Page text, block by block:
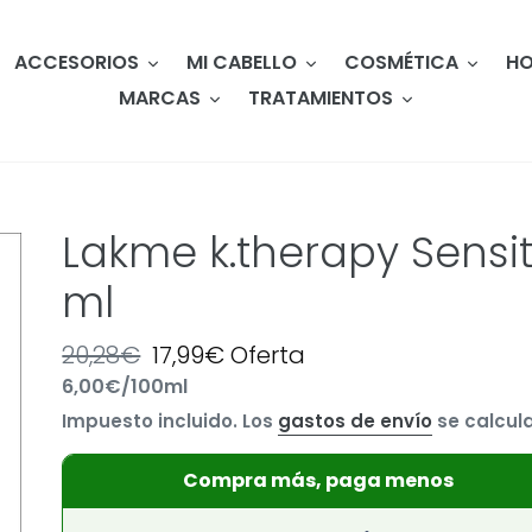
ACCESORIOS MI CABELLO COSMÉTICA
MARCAS
TRATAMIENTOS
Lakme k.therapy
ml
Precio
habitual
20,28€ Precio
de
oferta
17,99€Oferta
Precio
unitario
6,00€/por
100ml
Impuesto incluido. Los gastos de envío se
Compra más, paga menos